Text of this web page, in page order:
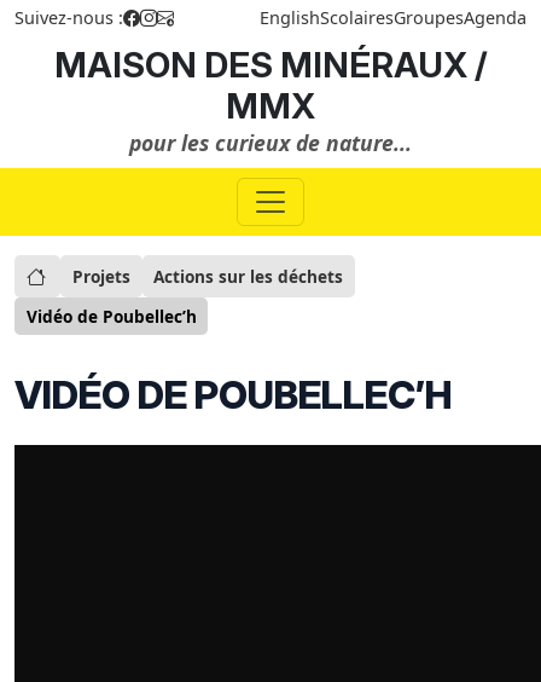
Suivez-nous : EnglishScolairesGroupesAgenda
MAISON DES MINÉRAUX /
MMX
pour les curieux de nature...
Projets
Actions sur les déchets
Vidéo de Poubellec’h
VIDÉO DE POUBELLEC’H